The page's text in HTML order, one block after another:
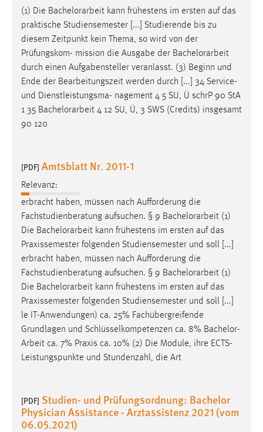
(1) Die Bachelorarbeit kann frühestens im ersten auf das
praktische Studiensemester [...] Studierende bis zu
diesem Zeitpunkt kein Thema, so wird von der
Prüfungskom- mission die Ausgabe der Bachelorarbeit
durch einen Aufgabensteller veranlasst. (3) Beginn und
Ende der Bearbeitungszeit werden durch [...] 34 Service-
und Dienstleistungsma- nagement 4 5 SU, Ü schrP 90 StA
1 35 Bachelorarbeit 4 12 SU, Ü, 3 SWS (Credits) insgesamt
90 120
[PDF] Amtsblatt Nr. 2011-1
Relevanz:
erbracht haben, müssen nach Aufforderung die
Fachstudienberatung aufsuchen. § 9 Bachelorarbeit (1)
Die Bachelorarbeit kann frühestens im ersten auf das
Praxissemester folgenden Studiensemester und soll [...]
erbracht haben, müssen nach Aufforderung die
Fachstudienberatung aufsuchen. § 9 Bachelorarbeit (1)
Die Bachelorarbeit kann frühestens im ersten auf das
Praxissemester folgenden Studiensemester und soll [...]
le IT-Anwendungen) ca. 25% Fachübergreifende
Grundlagen und Schlüsselkompetenzen ca. 8% Bachelor-
Arbeit ca. 7% Praxis ca. 10% (2) Die Module, ihre ECTS-
Leistungspunkte und Stundenzahl, die Art
[PDF] Studien- und Prüfungsordnung: Bachelor
Physician Assistance - Arztassistenz 2021 (vom
06.05.2021)